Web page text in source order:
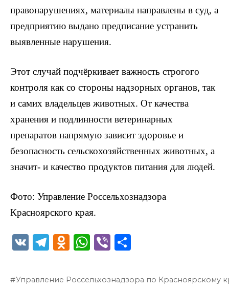
правонарушениях, материалы направлены в суд, а
предприятию выдано предписание устранить
выявленные нарушения.
Этот случай подчёркивает важность строгого
контроля как со стороны надзорных органов, так
и самих владельцев животных. От качества
хранения и подлинности ветеринарных
препаратов напрямую зависит здоровье и
безопасность сельскохозяйственных животных, а
значит- и качество продуктов питания для людей.
Фото: Управление Россельхознадзора
Красноярского края.
V
T
e
O
n
W
a
Vi
er п
Управление Россельхознадзора по Красноярскому